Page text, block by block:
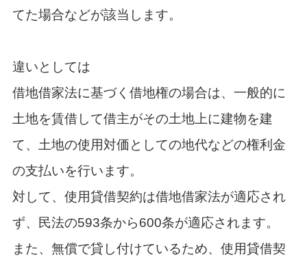
てた場合などが該当します。
違いとしては
借地借家法に基づく借地権の場合は、一般的に
土地を賃借して借主がその土地上に建物を建
て、土地の使用対価としての地代などの権利金
の支払いを行います。
対して、使用貸借契約は借地借家法が適応され
ず、民法の593条から600条が適応されます。
また、無償で貸し付けているため、使用貸借契